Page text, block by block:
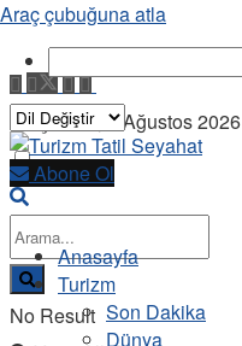
Perşembe, 6 Ağustos 2026
No Result
Abone Ol
Anasayfa
Turizm
Son Dakika
Dünya
Araç çubuğuna atla